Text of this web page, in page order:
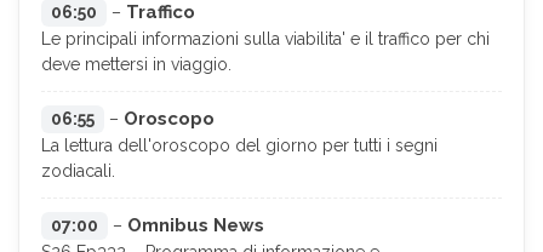
06:50 – Traffico
Le principali informazioni sulla viabilita' e il traffico per chi
deve mettersi in viaggio.
06:55 – Oroscopo
La lettura dell'oroscopo del giorno per tutti i segni
zodiacali.
07:00 – Omnibus News